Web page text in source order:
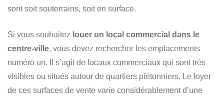
sont soit souterrains, soit en surface.
Si vous souhaitez louer un local commercial dans le
centre-ville, vous devez rechercher les emplacements
numéro un. Il s’agit de locaux commerciaux qui sont très
visibles ou situés autour de quartiers piétonniers. Le loyer
de ces surfaces de vente varie considérablement d’une